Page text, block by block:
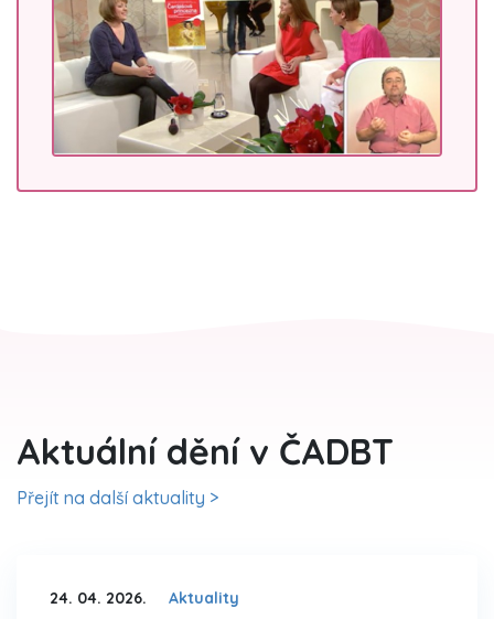
Aktuální dění v ČADBT
Přejít na další aktuality >
24. 04. 2026. Aktuality